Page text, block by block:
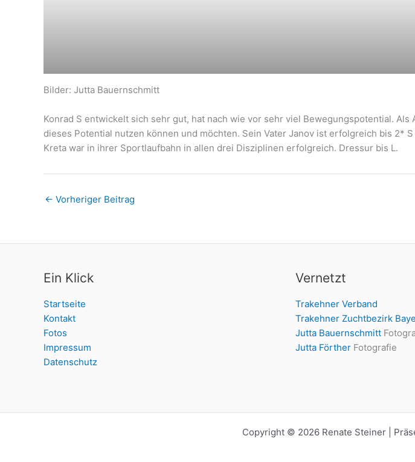
Bilder: Jutta Bauernschmitt
Konrad S entwickelt sich sehr gut, hat nach wie vor sehr viel Bewegungspotential.
dieses Potential nutzen können und möchten. Sein Vater Janov ist erfolgreich bis 2*
Kreta war in ihrer Sportlaufbahn in allen drei Disziplinen erfolgreich. Dressur bis L.
← Vorheriger Beitrag
Ein Klick
Startseite
Kontakt
Fotos
Impressum
Datenschutz
Vernetzt
Trakehner Verband
Trakehner Zuchtbezirk
Jutta Bauernschmitt
Jutta FörtherFotografie
Copyright © 2026 Renate Steiner |